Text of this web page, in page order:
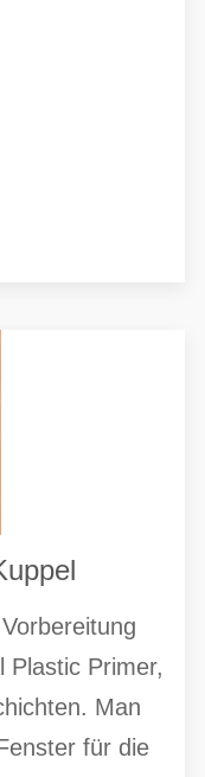
Plastic Primer,
Man
für die